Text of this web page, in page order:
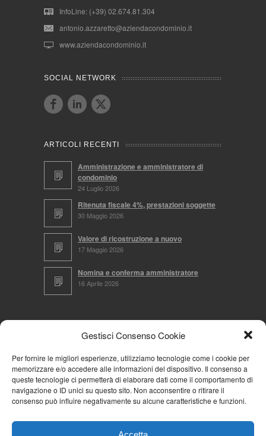
Gestisci Consenso Cookie
Per fornire le migliori esperienze, utilizziamo tecnologie come i cookie per
memorizzare e/o accedere alle informazioni del dispositivo. Il consenso a
queste tecnologie ci permetterà di elaborare dati come il comportamento di
navigazione o ID unici su questo sito. Non acconsentire o ritirare il
consenso può influire negativamente su alcune caratteristiche e funzioni.
InfoLine: (+39) 02.674.81.304
antonio.azzaretto@aziendacondominio.it
www.aziendacondominio.it
SOCIAL NETWORK
ARTICOLI RECENTI
Amministrazione e amministratore di
condominio
24 Luglio 2026
Ritenuta fiscale 4%, prestazioni soggette
30 Maggio 2026
Valore di ricostruzione a nuovo
17 Maggio 2026
Nomina e conferma amministratore
16 Aprile 2026
CERCA NEL SITO
NAVIGA PER
Mappa completa
Cookie Policy (UE)